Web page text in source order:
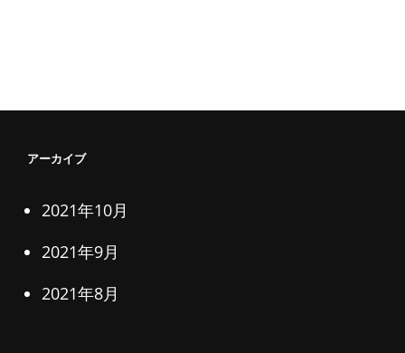
アーカイブ
2021年10月
2021年9月
2021年8月